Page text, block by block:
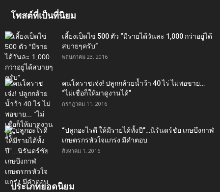
โพสต์ที่เป็นที่นิยม
เลี้ยงเป็ดไข่ 500 ตัว “มีรายได้วันละ 1,000 กว่าอยู่ได้
สบายๆครับ”
พฤษภาคม 23, 2016
คนโคราชเจ๋ง! ปลูกกล้วยน้ำว้า 40 ไร่ ไม่พอขาย…
“ไม่เชื่อก็ให้มาดูงานได้”‬
กรกฎาคม 11, 2016
“ปลูกอะไรดี ให้มีรายได้ทั้งปี”…นิรันดร์ชัย เกษบึงกาฬ
เกษตรกรหัวใจแกร่ง มีคำตอบ
สิงหาคม 1, 2016
ประเภทยอดนิยม